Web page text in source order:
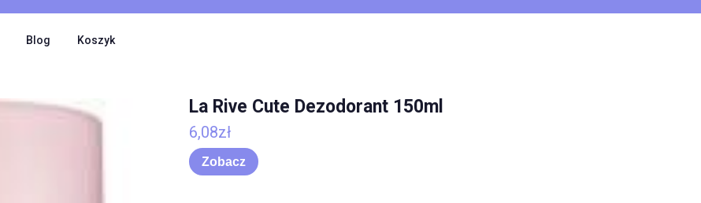
Blog Koszyk
La Rive Cute Dezodorant 150ml
6,08zł
Zobacz